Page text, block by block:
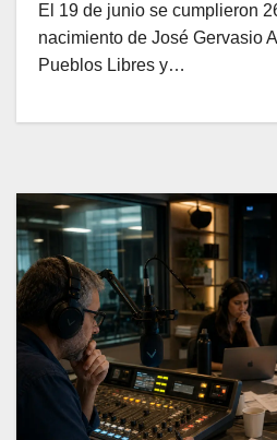
El 19 de junio se cumplieron
nacimiento de José Gervasio
Pueblos Libres y…